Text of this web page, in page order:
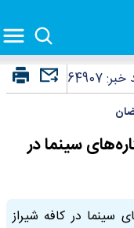
خبر:64907
سینما در
سینما در کافه شیراز